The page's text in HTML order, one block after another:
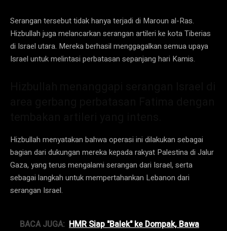
Serangan tersebut tidak hanya terjadi di Maroun al-Ras.
Hizbullah juga melancarkan serangan artileri ke kota Tiberias
di Israel utara. Mereka berhasil menggagalkan semua upaya
Israel untuk melintasi perbatasan sepanjang hari Kamis.
Hizbullah menyatakan bahwa operasi ini dilakukan sebagai
bagian dari dukungan mereka kepada rakyat Palestina di Jalur
Gaza, yang terus mengalami serangan dari Israel, serta
sebagai langkah untuk mempertahankan Lebanon dari
serangan Israel.
BACA JUGA: HMR Siap "Balek" ke Dompak, Bawa